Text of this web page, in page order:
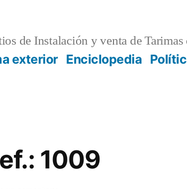
de Instalación y venta de
exterior Enciclopedia
1009